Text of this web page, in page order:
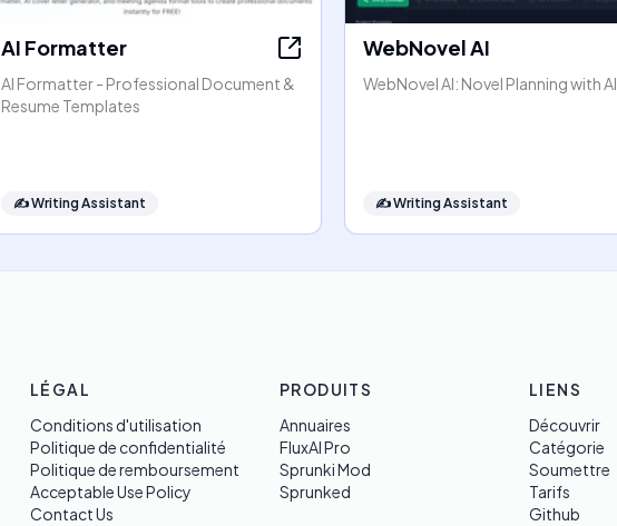
AI Formatter
AI Formatter - Professional Document &
Resume Templates
✍️Writing Assistant
WebNovel AI
WebNovel AI: Novel Planning with AI
✍️Writing Assistant
LÉGAL
Conditions d'utilisation
Politique de confidentialité
Politique de remboursement
Acceptable Use Policy
Contact Us
PRODUITS
Annuaires
FluxAI Pro
Sprunki Mod
Sprunked
LIENS
Découvrir
Catégorie
Soumettre
Tarifs
Github